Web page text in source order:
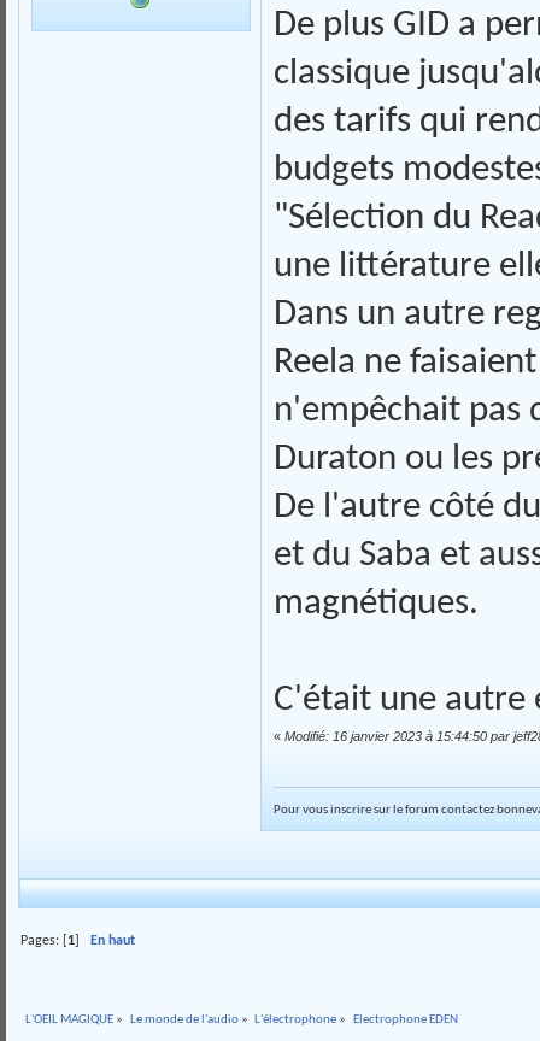
De plus GID a
classique
des tarifs qui
budgets
"Sélection du
une littérature
Dans un autre
Reela ne
n'empêchait pas
Duraton ou les
De l'autre côté
et du Saba et
magnétiques.
C'était une autre
« Modifié: 16 janvier 2023 à 15:44:50 par
Pour vous inscrire sur le forum contactez
Pages: [ 1 En haut
L'OEIL MAGIQUE » Le monde de l'audio» L'électrophone » Electrophone EDEN